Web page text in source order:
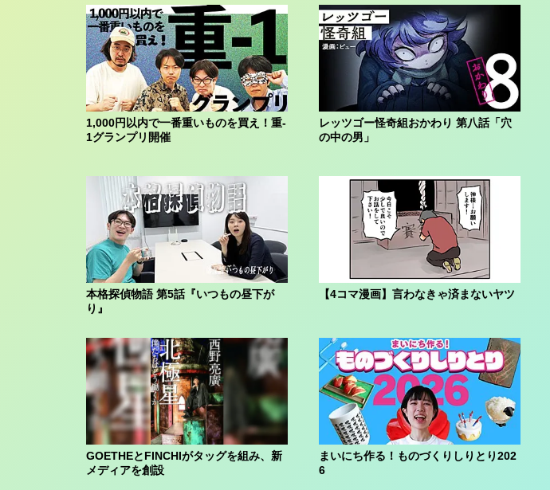
1,000円以内で一番重いものを買え！重-
1グランプリ開催
レッツゴー怪奇組おかわり 第八話「穴
の中の男」
本格探偵物語 第5話『いつもの昼下が
り』
【4コマ漫画】言わなきゃ済まないヤツ
GOETHEとFINCHIがタッグを組み、新
メディアを創設
まいにち作る！ものづくりしりとり202
6